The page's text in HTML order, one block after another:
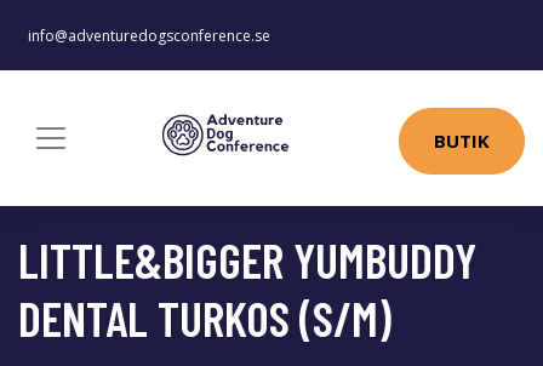
info@adventuredogsconference.se
BUTIK
LITTLE&BIGGER YUMBUDDY
DENTAL TURKOS (S/M)